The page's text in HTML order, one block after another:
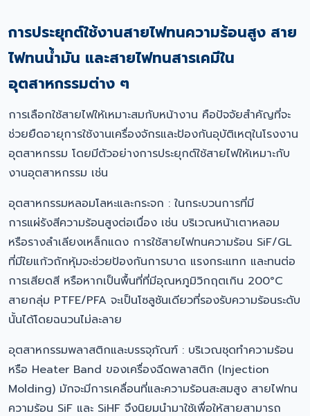
การประยุกต์ใช้งานสายไฟทนความร้อนสูง สาย
ไฟทนน้ำมัน และสายไฟทนสารเคมีใน
อุตสาหกรรมต่าง ๆ
การเลือกใช้สายไฟให้เหมาะสมกับหน้างาน คือปัจจัยสำคัญที่จะ
ช่วยยืดอายุการใช้งานเครื่องจักรและป้องกันอุบัติเหตุในโรงงาน
อุตสาหกรรม โดยมีตัวอย่างการประยุกต์ใช้สายไฟให้เหมาะกับ
งานอุตสาหกรรม เช่น
อุตสาหกรรมหลอมโลหะและกระจก : ในกระบวนการที่มี
การแผ่รังสีความร้อนสูงต่อเนื่อง เช่น บริเวณหน้าเตาหลอม
หรือรางลำเลียงเหล็กแดง การใช้สายไฟทนความร้อน SiF/GL
ที่มีใยแก้วถักหุ้มจะช่วยป้องกันการบาด แรงกระแทก และทนต่อ
การเสียดสี หรือหากเป็นพื้นที่ที่มีอุณหภูมิวิกฤตเกิน 200°C
สายกลุ่ม PTFE/PFA จะเป็นโซลูชันเดียวที่รองรับความร้อนระดับ
นั้นได้โดยฉนวนไม่ละลาย
อุตสาหกรรมพลาสติกและบรรจุภัณฑ์ : บริเวณชุดทำความร้อน
หรือ Heater Band ของเครื่องฉีดพลาสติก (Injection
Molding) มักจะมีการเคลื่อนที่และความร้อนสะสมสูง สายไฟทน
ความร้อน SiF และ SiHF จึงนิยมนำมาใช้เพื่อให้สายสามารถ